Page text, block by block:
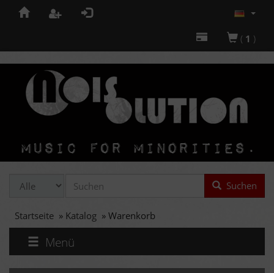
( 1 )
Suchen
Startseite » Katalog » Warenkorb
Menü